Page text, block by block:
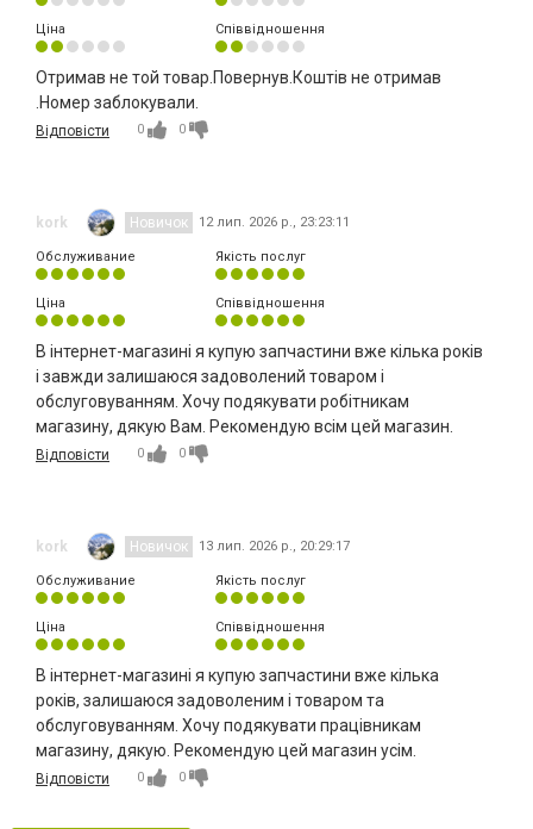
Ціна Співвідношення
Отримав не той товар.Повернув.Коштів не отримав
.Номер заблокували.
Відповісти 0 0
kork Новичок 12 лип. 2026 р., 23:23:11
Обслуживание Якість послуг
Ціна Співвідношення
В інтернет-магазині я купую запчастини вже кілька років
і завжди залишаюся задоволений товаром і
обслуговуванням. Хочу подякувати робітникам
магазину, дякую Вам. Рекомендую всім цей магазин.
Відповісти 0 0
kork Новичок 13 лип. 2026 р., 20:29:17
Обслуживание Якість послуг
Ціна Співвідношення
В інтернет-магазині я купую запчастини вже кілька
років, залишаюся задоволеним і товаром та
обслуговуванням. Хочу подякувати працівникам
магазину, дякую. Рекомендую цей магазин усім.
Відповісти 0 0